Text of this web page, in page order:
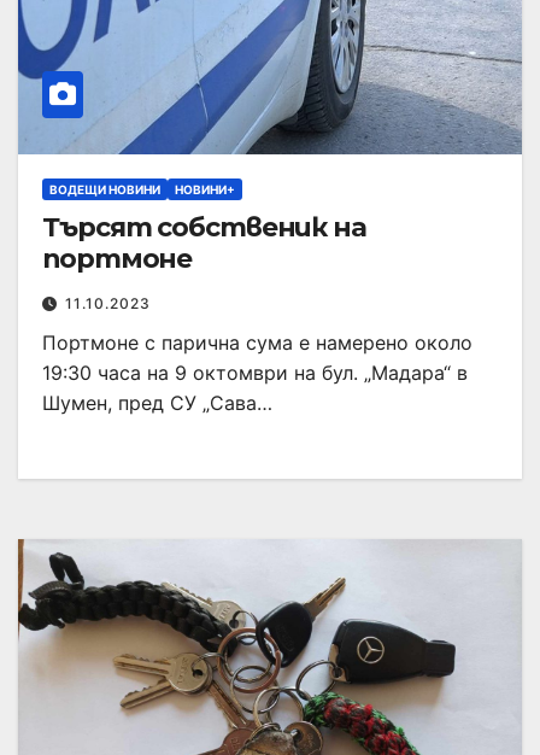
ВОДЕЩИ НОВИНИ НОВИНИ+
Търсят собственик на
портмоне
11.10.2023
Портмоне с парична сума е намерено около
19:30 часа на 9 октомври на бул. „Мадара“ в
Шумен, пред СУ „Сава…